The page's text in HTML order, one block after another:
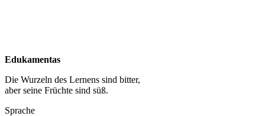
Edukamentas
Die Wurzeln des Lernens sind bitter,
aber seine Früchte sind süß.
Sprache